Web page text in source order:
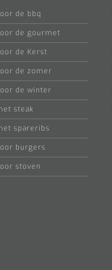
de bbq
de gourmet
de Kerst
de zomer
de winter
steak
spareribs
burgers
stoven